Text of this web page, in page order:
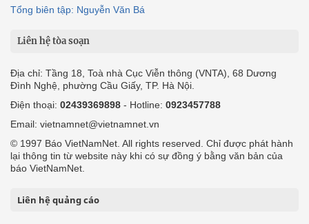
Tổng biên tập: Nguyễn Văn Bá
Liên hệ tòa soạn
Địa chỉ: Tầng 18, Toà nhà Cục Viễn thông (VNTA), 68 Dương
Đình Nghệ, phường Cầu Giấy, TP. Hà Nội.
Điện thoại: 02439369898 - Hotline: 0923457788
Email: vietnamnet@vietnamnet.vn
© 1997 Báo VietNamNet. All rights reserved. Chỉ được phát hành
lại thông tin từ website này khi có sự đồng ý bằng văn bản của
báo VietNamNet.
Liên hệ quảng cáo